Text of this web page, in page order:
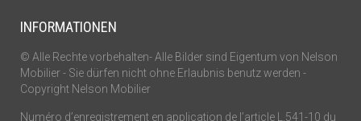
INFORMATIONEN
© Alle Rechte vorbehalten- Alle Bilder sind Eigentum von Nelson
Mobilier - Sie dürfen nicht ohne Erlaubnis benutz werden -
Copyright Nelson Mobilier
Numéro d’enregistrement en application de l’article L.541-10 du